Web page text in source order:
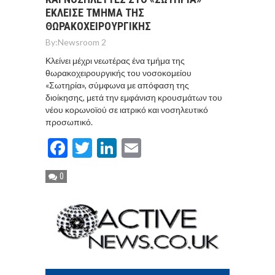
ΕΚΛΕΙΣΕ ΤΜΗΜΑ ΤΗΣ
ΘΩΡΑΚΟΧΕΙΡΟΥΡΓΙΚΗΣ
By:Newsroom 2
Κλείνει μέχρι νεωτέρας ένα τμήμα της
θωρακοχειρουργικής του νοσοκομείου
«Σωτηρία», σύμφωνα με απόφαση της
διοίκησης, μετά την εμφάνιση κρουσμάτων του
νέου κορωνοϊού σε ιατρικό και νοσηλευτικό
προσωπικό.
Facebook
TwitterLinkedIn
0